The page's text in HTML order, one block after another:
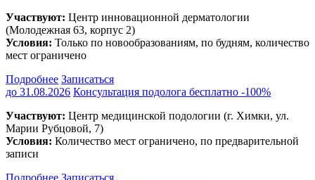
Участвуют: Центр инновационной дерматологии
(Молодежная 63, корпус 2)
Условия: Только по новообразованиям, по будням, количество
мест ограничено
Подробнее Записаться
до 31.08.2026 Консультация подолога бесплатно -100%
Участвуют: Центр медицинской подологии (г. Химки, ул.
Марии Рубцовой, 7)
Условия: Количество мест ограничено, по предварительной
записи
Подробнее Записаться